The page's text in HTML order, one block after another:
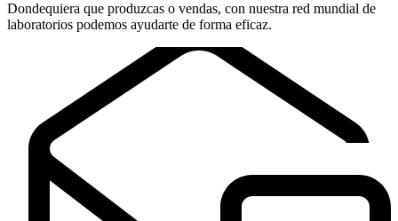
Dondequiera que produzcas o vendas, con nuestra red mundial de
laboratorios podemos ayudarte de forma eficaz.